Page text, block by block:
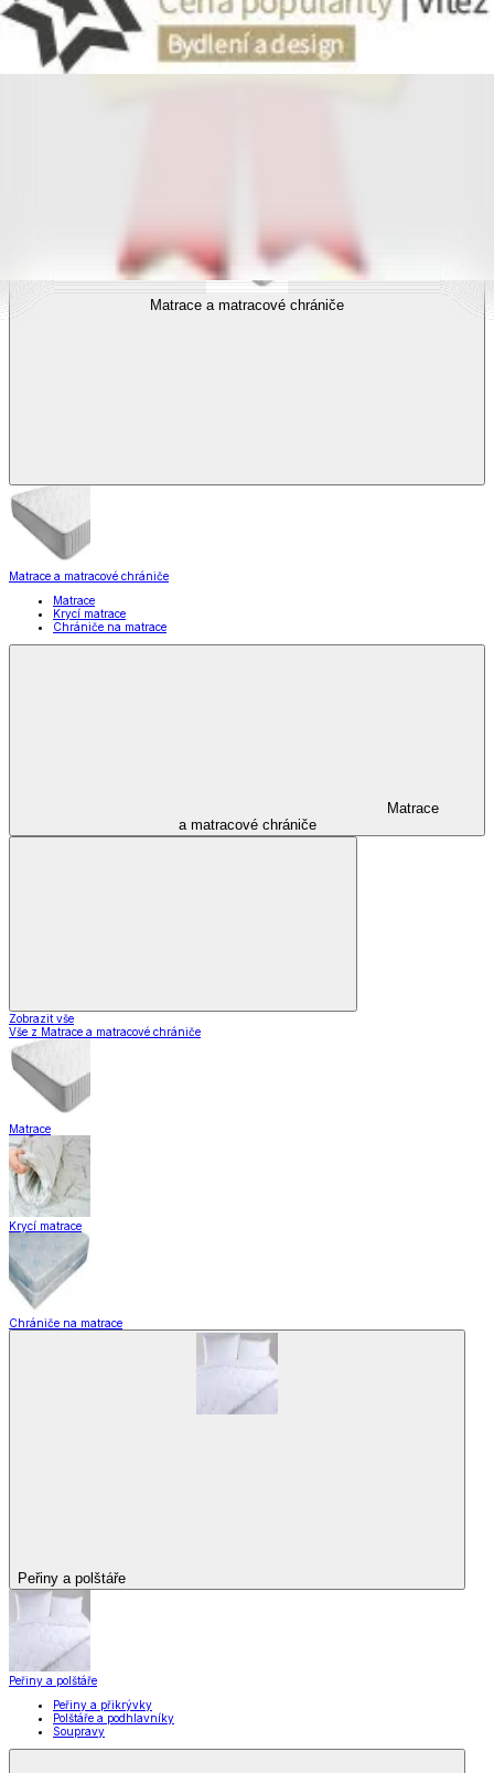
Povlečení s fototiskem
Matrace a matracové chrániče
Matrace a matracové chrániče
Matrace
Krycí matrace
Chrániče na matrace
Matrace
a matracové chrániče
Zobrazit vše
Vše z Matrace a matracové chrániče
Matrace
Krycí matrace
Chrániče na matrace
Peřiny a polštáře
Peřiny a polštáře
Peřiny a přikrývky
Polštáře a podhlavníky
Soupravy